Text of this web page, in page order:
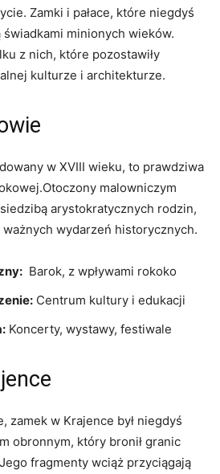
Zamki i ⁤pałace,⁤ które niegdyś
‍świadkami minionych wieków.
z nich, które pozostawiły
kulturze i architekturze.
w ‌XVIII wieku, to prawdziwa
malowniczym
arystokratycznych rodzin,
wydarzeń historycznych.
​ Barok, z wpływami rokoko
Centrum kultury i edukacji
Koncerty, wystawy, festiwale
zamek w Krajence był niegdyś
obronnym, który bronił ‌granic
fragmenty wciąż przyciągają